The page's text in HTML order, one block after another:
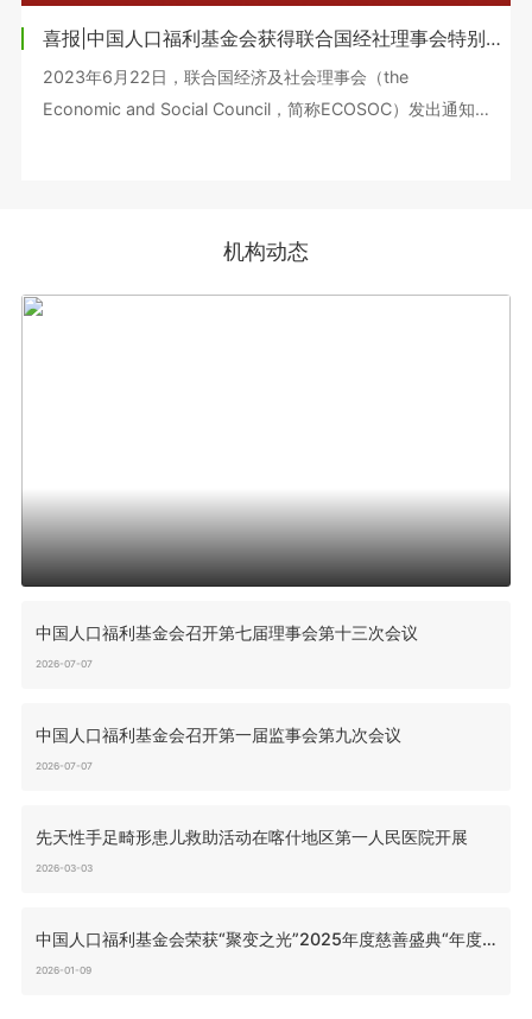
喜报|中国人口福利基金会获得联合国经社理事会特别咨商地位
2023年6月22日，联合国经济及社会理事会（the
Economic and Social Council，简称ECOSOC）发出通知
机构动态
中国人口福利基金会召开第七届理事会第十三次会议
2026-07-07
中国人口福利基金会召开第一届监事会第九次会议
2026-07-07
先天性手足畸形患儿救助活动在喀什地区第一人民医院开展
2026-03-03
中国人口福利基金会荣获“聚变之光”2025年度慈善盛典“年度榜样机构”称号
2026-01-09